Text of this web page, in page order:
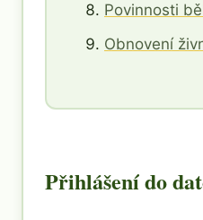
Povinnosti
Obnovení
Přihlášení do